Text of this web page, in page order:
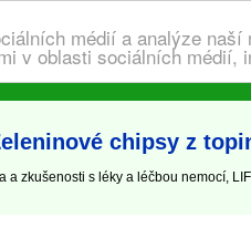
médií a analýze
v oblasti sociálních médií,
chipsy z
zkušenosti s léky a léčbou nemocí,